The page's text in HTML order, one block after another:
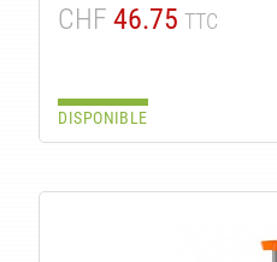
CHF 46.75 TTC
DISPONIBLE